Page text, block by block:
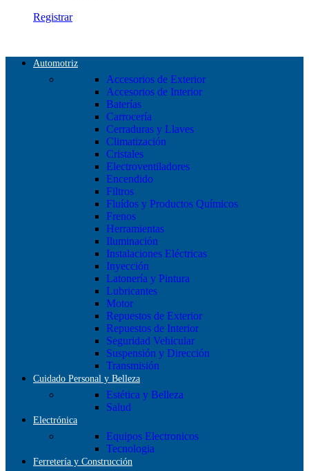
Registrar
Automotriz
Accesorios de Exterior
Accesorios de Interior
Baterías
Carrocería
Cerraduras y Llaves
Climatización
Cristales
Electroventiladores
Encendido
Filtros
Fluídos y Productos Químicos
Frenos
Herramientas
Iluminación
Instalaciones Eléctricas
Inyección
Latonería y Pintura
Lubricantes
Motor
Repuestos de Exterior
Repuestos de Interior
Seguridad Vehicular
Suspensión y Dirección
Transmisión
Cuidado Personal y Belleza
Estética y Belleza
Salud
Electrónica
Equipos Electronicos
Tecnologia
Ferretería y Construcción